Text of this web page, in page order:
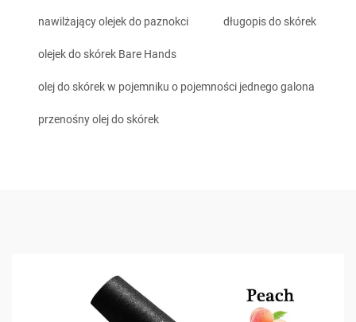
nawilżający olejek do paznokci długopis do skórek
olejek do skórek Bare Hands
olej do skórek w pojemniku o pojemności jednego galona
przenośny olej do skórek